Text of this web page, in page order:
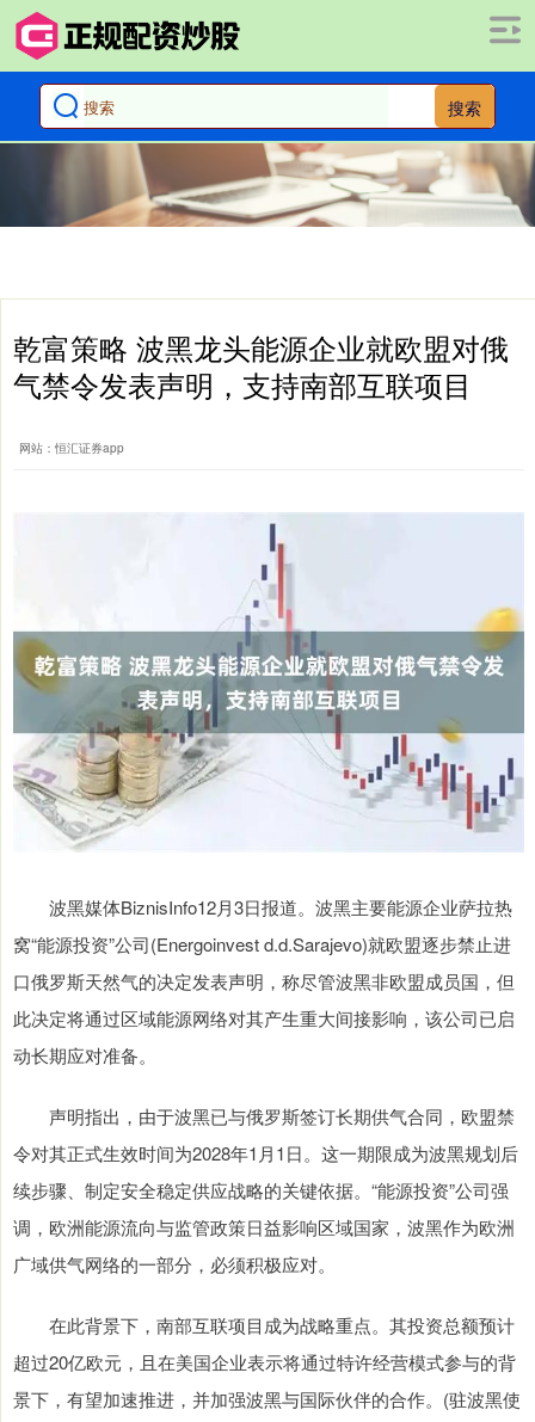
搜索
乾富策略 波黑龙头能源企业就欧盟对俄
气禁令发表声明，支持南部互联项目
网站：恒汇证券app
波黑媒体BiznisInfo12月3日报道。波黑主要能源企业萨拉热
窝“能源投资”公司(Energoinvest d.d.Sarajevo)就欧盟逐步禁止进
口俄罗斯天然气的决定发表声明，称尽管波黑非欧盟成员国，但
此决定将通过区域能源网络对其产生重大间接影响，该公司已启
动长期应对准备。
声明指出，由于波黑已与俄罗斯签订长期供气合同，欧盟禁
令对其正式生效时间为2028年1月1日。这一期限成为波黑规划后
续步骤、制定安全稳定供应战略的关键依据。“能源投资”公司强
调，欧洲能源流向与监管政策日益影响区域国家，波黑作为欧洲
广域供气网络的一部分，必须积极应对。
在此背景下，南部互联项目成为战略重点。其投资总额预计
超过20亿欧元，且在美国企业表示将通过特许经营模式参与的背
景下，有望加速推进，并加强波黑与国际伙伴的合作。(驻波黑使